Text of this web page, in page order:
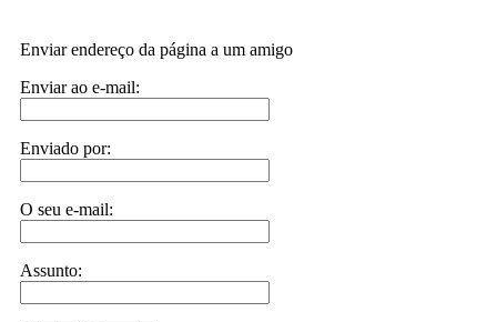
Enviar endereço da página a um amigo
Enviar ao e-mail:
Enviado por:
O seu e-mail:
Assunto: